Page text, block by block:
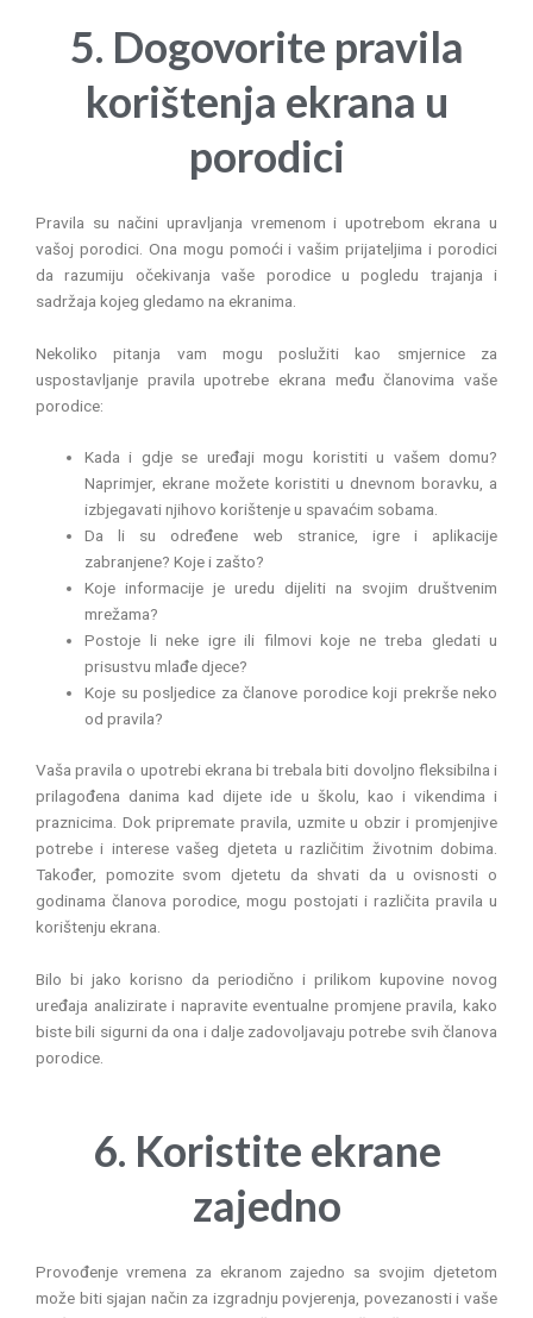
5. Dogovorite pravila
korištenja ekrana u
porodici
Pravila su načini upravljanja vremenom i upotrebom ekrana u
vašoj porodici. Ona mogu pomoći i vašim prijateljima i porodici
da razumiju očekivanja vaše porodice u pogledu trajanja i
sadržaja kojeg gledamo na ekranima.
Nekoliko pitanja vam mogu poslužiti kao smjernice za
uspostavljanje pravila upotrebe ekrana među članovima vaše
porodice:
Kada i gdje se uređaji mogu koristiti u vašem domu?
Naprimjer, ekrane možete koristiti u dnevnom boravku, a
izbjegavati njihovo korištenje u spavaćim sobama.
Da li su određene web stranice, igre i aplikacije
zabranjene? Koje i zašto?
Koje informacije je uredu dijeliti na svojim društvenim
mrežama?
Postoje li neke igre ili filmovi koje ne treba gledati u
prisustvu mlađe djece?
Koje su posljedice za članove porodice koji prekrše neko
od pravila?
Vaša pravila o upotrebi ekrana bi trebala biti dovoljno fleksibilna i
prilagođena danima kad dijete ide u školu, kao i vikendima i
praznicima. Dok pripremate pravila, uzmite u obzir i promjenjive
potrebe i interese vašeg djeteta u različitim životnim dobima.
Također, pomozite svom djetetu da shvati da u ovisnosti o
godinama članova porodice, mogu postojati i različita pravila u
korištenju ekrana.
Bilo bi jako korisno da periodično i prilikom kupovine novog
uređaja analizirate i napravite eventualne promjene pravila, kako
biste bili sigurni da ona i dalje zadovoljavaju potrebe svih članova
porodice.
6. Koristite ekrane
zajedno
Provođenje vremena za ekranom zajedno sa svojim djetetom
može biti sjajan način za izgradnju povjerenja, povezanosti i vaše